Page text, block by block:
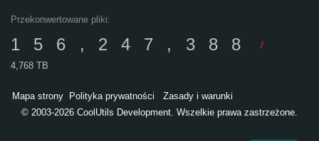
Przekonwertowane pliki:
156,247,388
/
4,768 TB
Mapa strony Polityka prywatności
Zasady i warunki
© 2003-2026 CoolUtils Development. Wszelkie prawa zastrzeżone.